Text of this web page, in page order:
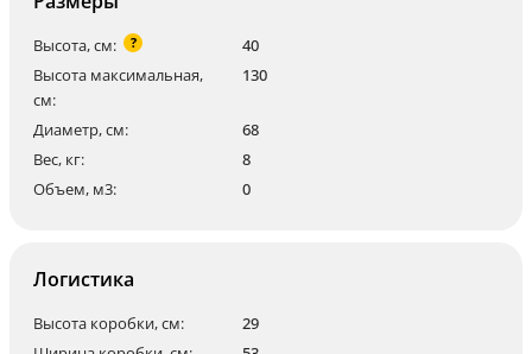
Высота, см: ?
40
Высота максимальная,
см:
130
Диаметр, см:
68
Вес, кг:
8
Объем, м3:
0
Логистика
Высота коробки, см:
29